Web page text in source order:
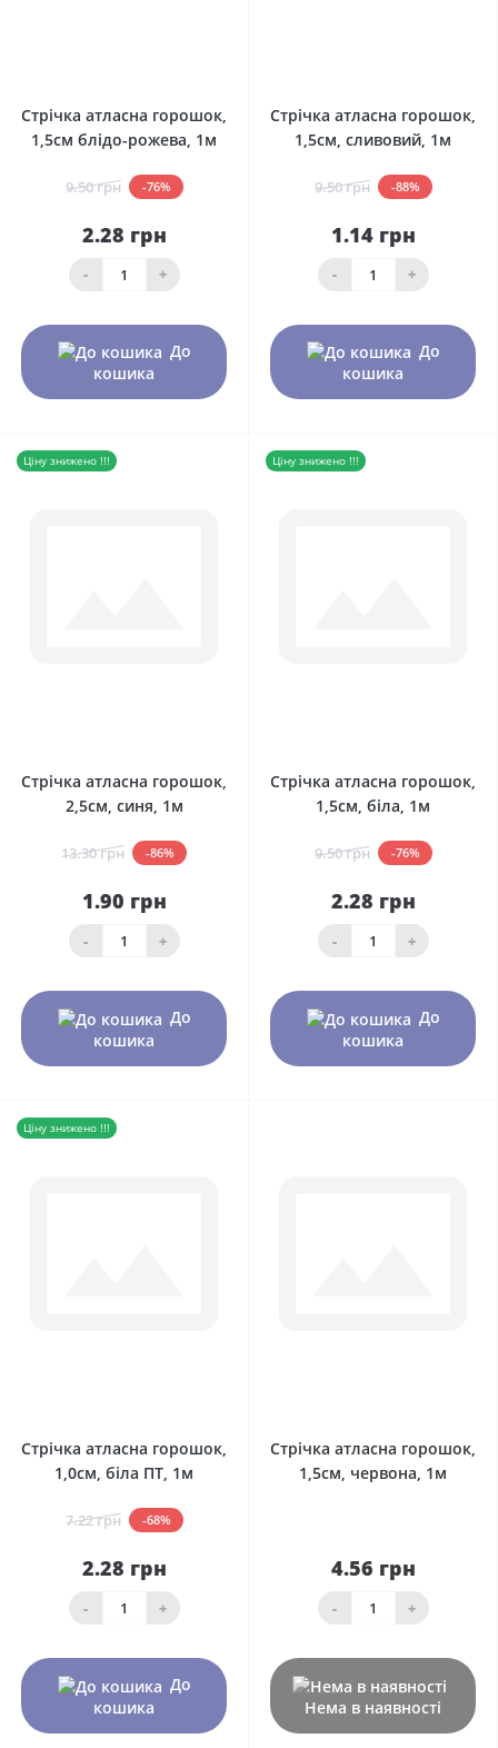
Стрічка атласна горошок,
1,5см блідо-рожева, 1м
9.50 грн -76%
2.28 грн
- +
До
кошика
Стрічка атласна горошок,
1,5см, сливовий, 1м
9.50 грн -88%
1.14 грн
- +
До
кошика
Ціну знижено !!!
Стрічка атласна горошок,
2,5см, синя, 1м
13.30 грн -86%
1.90 грн
- +
До
кошика
Ціну знижено !!!
Стрічка атласна горошок,
1,5см, біла, 1м
9.50 грн -76%
2.28 грн
- +
До
кошика
Ціну знижено !!!
Стрічка атласна горошок,
1,0см, біла ПТ, 1м
7.22 грн -68%
2.28 грн
- +
До
кошика
Стрічка атласна горошок,
1,5см, червона, 1м
4.56 грн
- +
Нема в наявності